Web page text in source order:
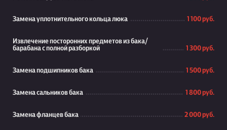
Замена уплотнительного кольца люка 1 100 руб.
Извлечение посторонних предметов из бака/
барабана с полной разборкой
1 300 руб.
Замена подшипников бака 1 500 руб.
Замена сальников бака 1 800 руб.
Замена фланцев бака 2 000 руб.